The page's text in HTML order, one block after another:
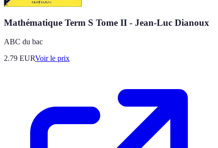
Mathématique Term S Tome II - Jean-Luc Dianoux
ABC du bac
2.79 EURVoir le prix